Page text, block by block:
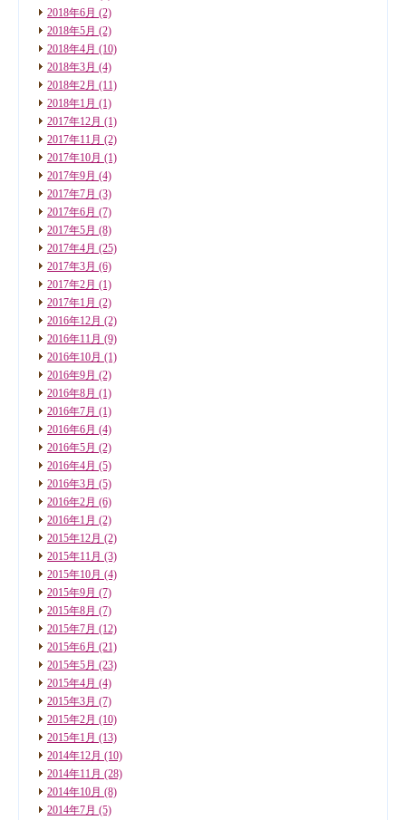
2018年6月 (2)
2018年5月 (2)
2018年4月 (10)
2018年3月 (4)
2018年2月 (11)
2018年1月 (1)
2017年12月 (1)
2017年11月 (2)
2017年10月 (1)
2017年9月 (4)
2017年7月 (3)
2017年6月 (7)
2017年5月 (8)
2017年4月 (25)
2017年3月 (6)
2017年2月 (1)
2017年1月 (2)
2016年12月 (2)
2016年11月 (9)
2016年10月 (1)
2016年9月 (2)
2016年8月 (1)
2016年7月 (1)
2016年6月 (4)
2016年5月 (2)
2016年4月 (5)
2016年3月 (5)
2016年2月 (6)
2016年1月 (2)
2015年12月 (2)
2015年11月 (3)
2015年10月 (4)
2015年9月 (7)
2015年8月 (7)
2015年7月 (12)
2015年6月 (21)
2015年5月 (23)
2015年4月 (4)
2015年3月 (7)
2015年2月 (10)
2015年1月 (13)
2014年12月 (10)
2014年11月 (28)
2014年10月 (8)
2014年7月 (5)